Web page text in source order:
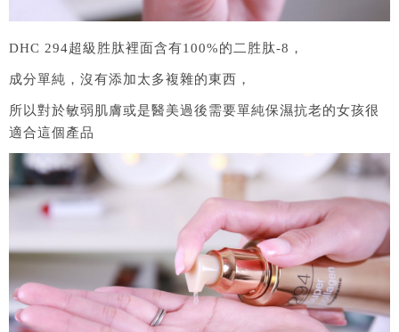
DHC 294超級胜肽裡面含有100%的二胜肽-8，
成分單純，沒有添加太多複雜的東西，
所以對於敏弱肌膚或是醫美過後需要單純保濕抗老的女孩很
適合這個產品